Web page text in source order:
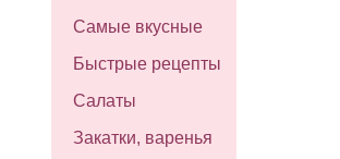
Самые вкусные
Быстрые рецепты
Салаты
Закатки, варенья